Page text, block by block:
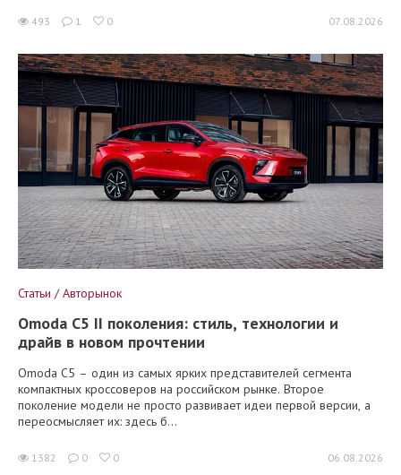
493 1 0 07.08.2026
Статьи / Авторынок
Omoda C5 II поколения: стиль, технологии и
драйв в новом прочтении
Omoda C5 – один из самых ярких представителей сегмента
компактных кроссоверов на российском рынке. Второе
поколение модели не просто развивает идеи первой версии, а
переосмысляет их: здесь б...
1382 0 0 06.08.2026